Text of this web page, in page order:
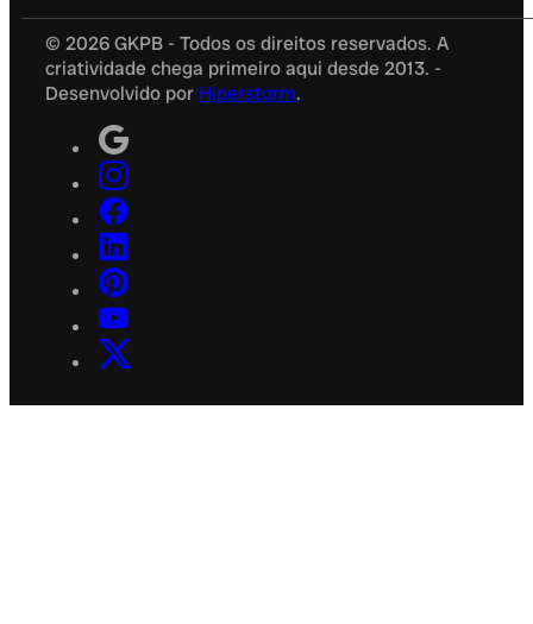
© 2026 GKPB - Todos os direitos reservados. A
criatividade chega primeiro aqui desde 2013. -
Desenvolvido por Hiperstorm.